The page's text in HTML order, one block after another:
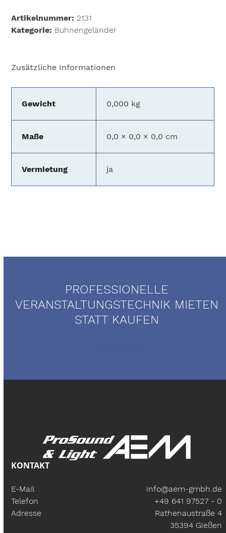
Menge
Artikelnummer: 2131
Kategorie: Bühnengeländer
Zusätzliche Informationen
Gewicht 0,000 kg
Maße 0,0 × 0,0 × 0,0 cm
Vermietung ja
PROFESSIONELLE
VERANSTALTUNGSTECHNIK MIETEN
STATT KAUFEN
KONTAKT
E-Mail
info@aem-gmbh.de
Telefon
+49 641 97527 - 0
Adresse
Rathenaustraße 4
35394 Gießen